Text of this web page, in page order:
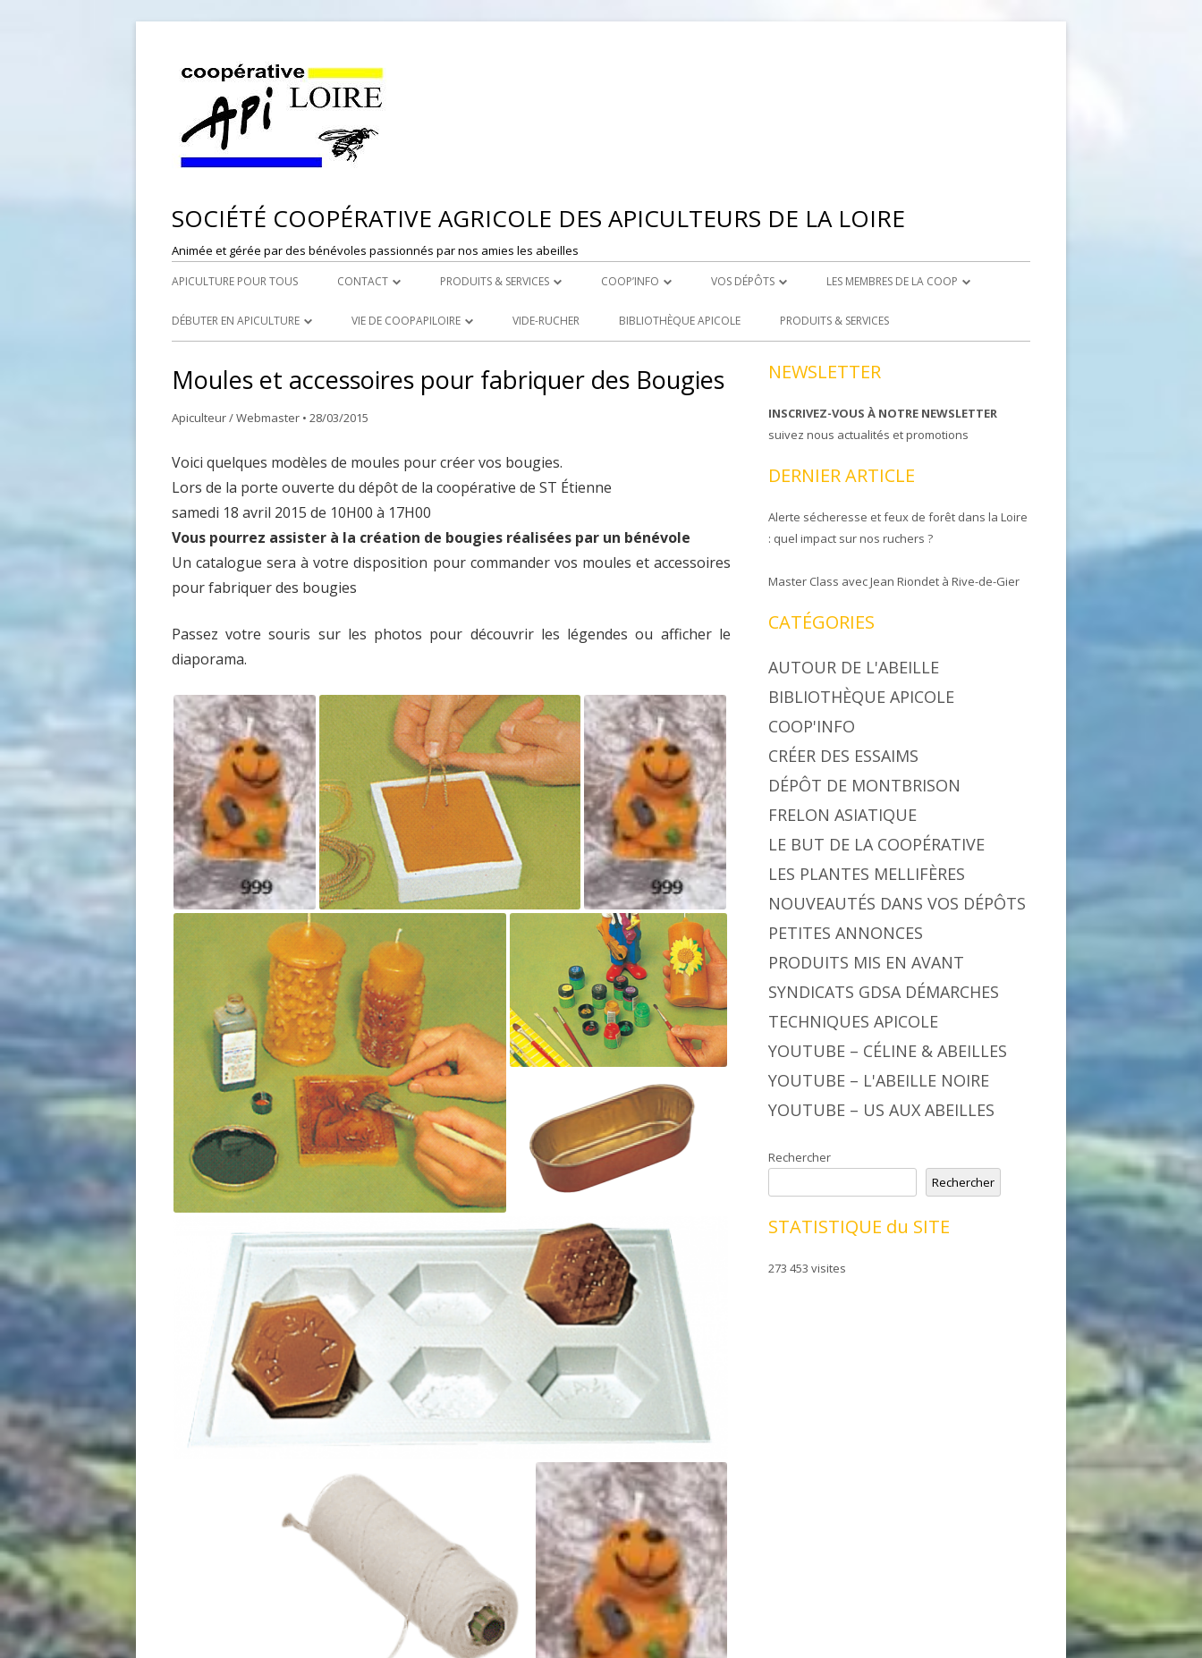
SOCIÉTÉ COOPÉRATIVE AGRICOLE DES APICULTEURS DE LA LOIRE
Animée et gérée par des bénévoles passionnés par nos amies les abeilles
APICULTURE POUR TOUS CONTACT
DÉPÔT DE MONTBRISON
PRODUITS & SERVICES
ROYAL CARE
LOCATION DE MATERIEL
DÉSINSECTISEUR
COOP’INFO
DÉPOSER UNE ANNONCE
VOS DÉPÔTS
DEPOT DE ST ETIENNE
LES MEMBRES DE LA COOP
DEVENIR ADHÉRENT
DÉBUTER EN APICULTURE
MATÉRIEL POUR UNE PREMIÈRE
INSTALLATION D’UN ÉLÈVE DU
RUCHER ÉCOLE
VIE DE COOPAPILOIRE
RÉFÉRENCEZ VOS PRODUITS
ASSEMBLÉES GÉNÉRALES
VIDE-RUCHER BIBLIOTHÈQUE APICOLE PRODUITS & SERVICES
Moules et accessoires pour fabriquer des Bougies
Apiculteur / Webmaster • 28/03/2015
Voici quelques modèles de moules pour créer vos bougies.
Lors de la porte ouverte du dépôt de la coopérative de ST Étienne
samedi 18 avril 2015 de 10H00 à 17H00
Vous pourrez assister à la création de bougies réalisées par un bénévole
Un catalogue sera à votre disposition pour commander vos moules et accessoires
pour fabriquer des bougies
Passez votre souris sur les photos pour découvrir les légendes ou afficher le
diaporama.
NEWSLETTER
INSCRIVEZ-VOUS À NOTRE NEWSLETTER
suivez nous actualités et promotions
DERNIER ARTICLE
Alerte sécheresse et feux de forêt dans la Loire
: quel impact sur nos ruchers ?
Master Class avec Jean Riondet à Rive-de-Gier
CATÉGORIES
AUTOUR DE L'ABEILLE
BIBLIOTHÈQUE APICOLE
COOP'INFO
CRÉER DES ESSAIMS
DÉPÔT DE MONTBRISON
FRELON ASIATIQUE
LE BUT DE LA COOPÉRATIVE
LES PLANTES MELLIFÈRES
NOUVEAUTÉS DANS VOS DÉPÔTS
PETITES ANNONCES
PRODUITS MIS EN AVANT
SYNDICATS GDSA DÉMARCHES
TECHNIQUES APICOLE
YOUTUBE – CÉLINE & ABEILLES
YOUTUBE – L'ABEILLE NOIRE
YOUTUBE – US AUX ABEILLES
Rechercher
Rechercher
STATISTIQUE du SITE
273 453 visites